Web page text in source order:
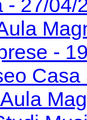
- 27/04/
-